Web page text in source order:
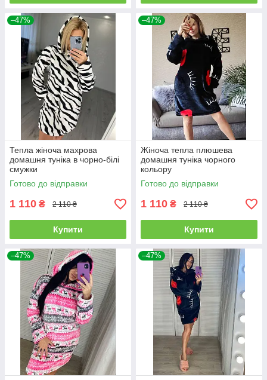
–47%
Тепла жіноча махрова
домашня туніка в чорно-білі
смужки
Готово до відправки
1 110 ₴ 2 110 ₴
Купити
–47%
Жіноча тепла плюшева
домашня туніка чорного
кольору
Готово до відправки
1 110 ₴ 2 110 ₴
Купити
–47% –47%